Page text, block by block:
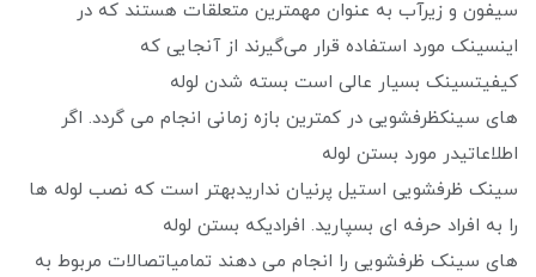
سیفون و زیرآب به عنوان مهمترین متعلقات هستند که در
اینسینک مورد استفاده قرار می‌گیرند از آنجایی که
کیفیتسینک بسیار عالی است بسته شدن لوله
های سینکظرفشویی در کمترین بازه زمانی انجام می گردد. اگر
اطلاعاتیدر مورد بستن لوله
سینک ظرفشویی استیل پرنیان نداریدبهتر است که نصب لوله ها
را به افراد حرفه‌ ای بسپارید. افرادیکه بستن لوله
های سینک ظرفشویی را انجام می ‌دهند تمامیاتصالات مربوط به